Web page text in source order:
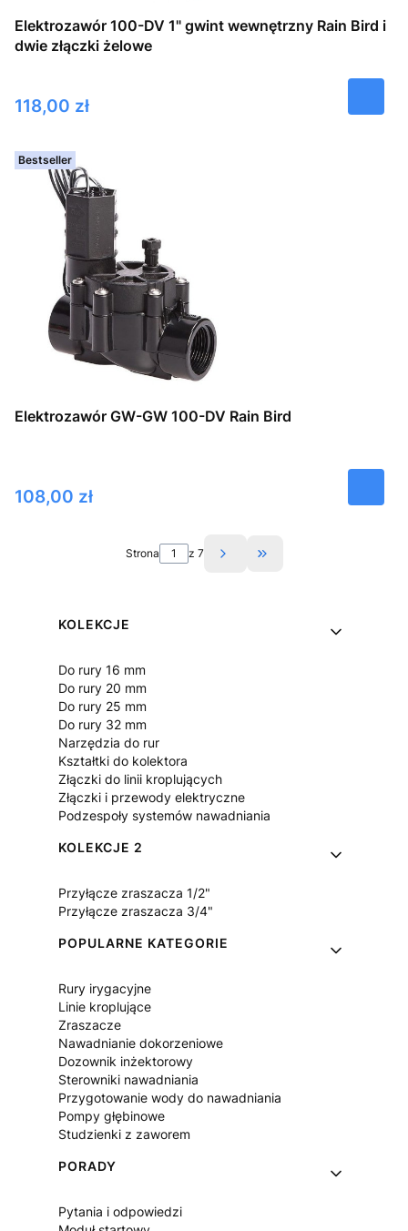
Elektrozawór 100-DV 1" gwint wewnętrzny Rain Bird i
dwie złączki żelowe
Cena
118,00 zł
Bestseller
Elektrozawór GW-GW 100-DV Rain Bird
Cena
108,00 zł
Strona z 7 Przejdź do ostatniej
Linki w stopce
KOLEKCJE
Do rury 16 mm
Do rury 20 mm
Do rury 25 mm
Do rury 32 mm
Narzędzia do rur
Kształtki do kolektora
Złączki do linii kroplujących
Złączki i przewody elektryczne
Podzespoły systemów nawadniania
KOLEKCJE 2
Przyłącze zraszacza 1/2"
Przyłącze zraszacza 3/4"
POPULARNE KATEGORIE
Rury irygacyjne
Linie kroplujące
Zraszacze
Nawadnianie dokorzeniowe
Dozownik inżektorowy
Sterowniki nawadniania
Przygotowanie wody do nawadniania
Pompy głębinowe
Studzienki z zaworem
PORADY
Pytania i odpowiedzi